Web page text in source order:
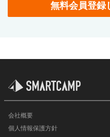
無料会員登録
会社概要
個人情報保護方針